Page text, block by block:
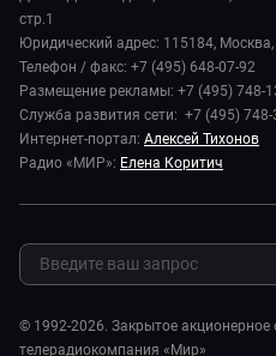
В содружестве
В мире
Наука и технологии
Здоровье и медицина
Спорт
Шоу-бизнес
Стиль жизни
Сад и огород
Диктор делает
Игра в кино
Игра в кино. Мультфильмы
Исторический детектив
Миллион за 5 минут
Мировое соглашение
Предварительный диагноз
Руководство
Новости компании
Пресса о нас
Карьера
Реклама
Закупки и тендеры
Обратная связь
стр.1
Юридический адрес: 115184,
Телефон / факс: +7 (495) 648-07-92
Размещение рекламы: +7 (495) 748-
Служба развития сети: +7 (495) 748-
Интернет-портал: Алексей Тихонов
Радио «МИР»: Елена Коритич
© 1992-2026. Закрытое
телерадиокомпания «Мир»